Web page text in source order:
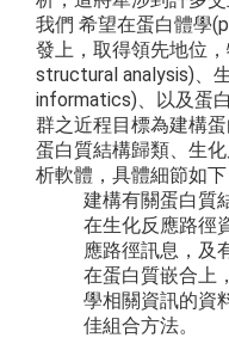
我們 希望在蛋白體學
發上，取得領先地位
structural analysis)、
informatics)、以及蛋
群之近程目標為建構
蛋白質結構歸類、生
析軟體，具體細節如下
建構有關蛋白質
在生化反應路徑
應路徑訊息，及
在蛋白質嵌合上
學相關資訊的資
佳組合方法。